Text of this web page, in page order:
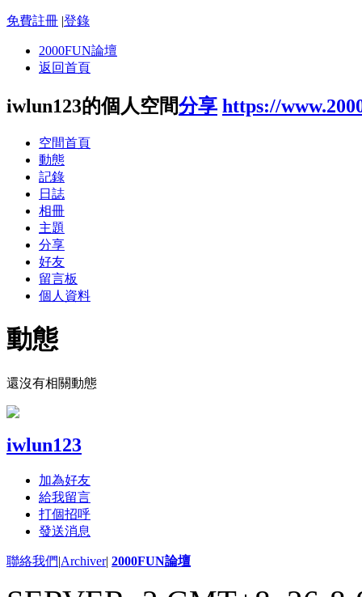
免費註冊 |登錄
2000FUN論壇
返回首頁
iwlun123的個人空間分享 https://
空間首頁
動態
記錄
日誌
相冊
主題
分享
好友
留言板
個人資料
動態
還沒有相關動態
iwlun123
加為好友
給我留言
打個招呼
發送消息
聯絡我們|Archiver| 2000FUN論壇